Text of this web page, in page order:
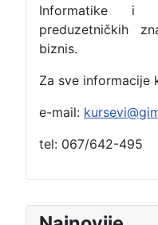
Informatike i
preduzetničkih
biznis.
Za sve informacije
e-mail:
tel: 067/642-495